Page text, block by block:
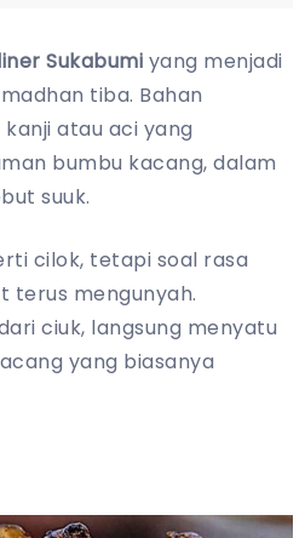
Sukabumi yang menjadi
tiba. Bahan
atau aci yang
bumbu kacang, dalam
suuk.
cilok, tetapi soal rasa
terus mengunyah.
ciuk, langsung menyatu
yang biasanya